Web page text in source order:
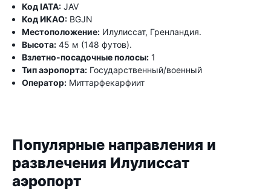
Код IATA: JAV
Код ИКАО: BGJN
Местоположение: Илулиссат, Гренландия.
Высота: 45 м (148 футов).
Взлетно-посадочные полосы: 1
Тип аэропорта: Государственный/военный
Оператор: Миттарфекарфиит
Популярные направления и
развлечения Илулиссат
аэропорт